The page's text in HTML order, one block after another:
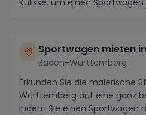
Sportwagen mieten
Baden-Württemberg
Erkunden Sie die malerische
Württemberg auf eine ganz
indem Sie einen Sportwagen